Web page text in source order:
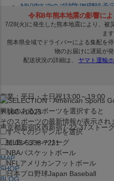
セレクション公式LINE@
営業：平日・土日祝13:00～19:00
〒160－0023
東京都新宿区西新宿7-22-37ストー
TEL:03-5338-7231
MAP
SHOP
BLOG
12:00までのご注文は発送予
在庫品は 1-3営業日内で発送!!
興味のあるスポーツを選択すると
そのスポーツの最新情報が表示され
すべてのジャンルを選択
MLBメジャーリーグ
NBAバスケットボール
NFL アメリカンフットボール
日本プロ野球Japan Baseball